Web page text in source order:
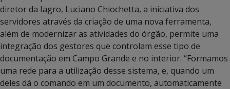
diretor da Iagro, Luciano Chiochetta, a iniciativa dos
servidores através da criação de uma nova ferramenta,
além de modernizar as atividades do órgão, permite uma
integração dos gestores que controlam esse tipo de
documentação em Campo Grande e no interior. “Formamos
uma rede para a utilização desse sistema, e, quando um
deles dá o comando em um documento, automaticamente